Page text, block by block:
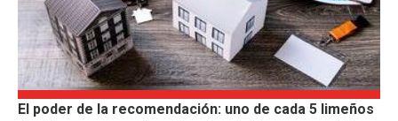
El poder de la recomendación: uno de cada 5 limeños